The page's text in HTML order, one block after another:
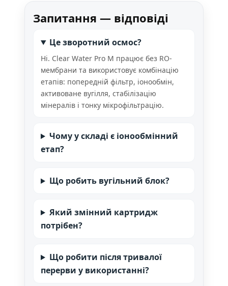
Запитання — відповіді
Це зворотний осмос?
Ні. Clear Water Pro M працює без RO-
мембрани та використовує комбінацію
етапів: попередній фільтр, іонообмін,
активоване вугілля, стабілізацію
мінералів і тонку мікрофільтрацію.
Чому у складі є іонообмінний
етап?
Що робить вугільний блок?
Який змінний картридж
потрібен?
Що робити після тривалої
перерви у використанні?